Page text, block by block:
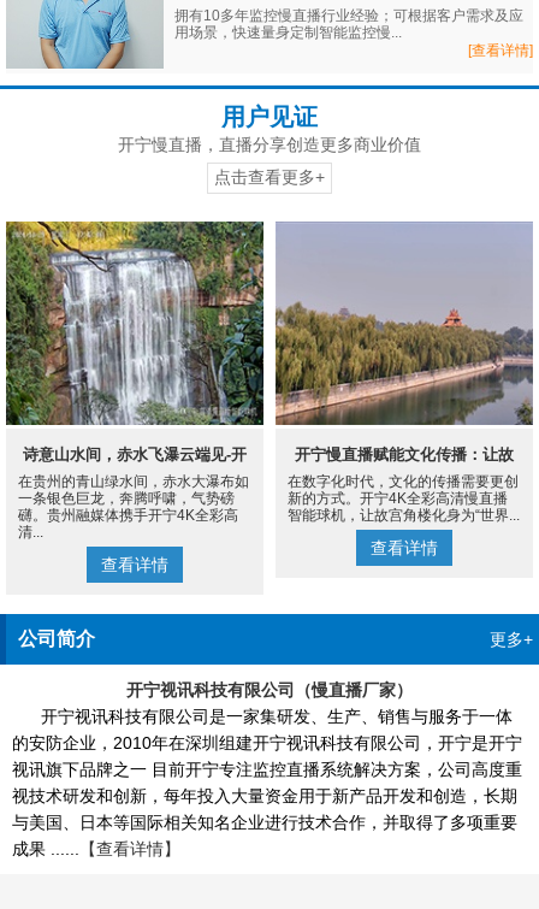
拥有10多年监控慢直播行业经验；可根据客户需求及应
用场景，快速量身定制智能监控慢...
[查看详情]
用户见证
开宁慢直播，直播分享创造更多商业价值
点击查看更多+
诗意山水间，赤水飞瀑云端见-开
宁4K慢直播摄像机
在贵州的青山绿水间，赤水大瀑布如
一条银色巨龙，奔腾呼啸，气势磅
礴。贵州融媒体携手开宁4K全彩高
清...
查看详情
开宁慢直播赋能文化传播：让故
宫角楼成为世界的文化客厅
在数字化时代，文化的传播需要更创
新的方式。开宁4K全彩高清慢直播
智能球机，让故宫角楼化身为“世界...
查看详情
公司简介 更多+
开宁视讯科技有限公司（慢直播厂家）
开宁视讯科技有限公司是一家集研发、生产、销售与服务于一体
的安防企业，2010年在深圳组建开宁视讯科技有限公司，开宁是开宁
视讯旗下品牌之一 目前开宁专注监控直播系统解决方案，公司高度重
视技术研发和创新，每年投入大量资金用于新产品开发和创造，长期
与美国、日本等国际相关知名企业进行技术合作，并取得了多项重要
成果 ......
【查看详情】